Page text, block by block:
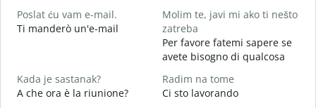
Poslat ću vam e-mail.
Ti manderò un'e-mail
Molim te, javi mi ako ti nešto
zatreba
Per favore fatemi sapere se
avete bisogno di qualcosa
Kada je sastanak?
A che ora è la riunione?
Radim na tome
Ci sto lavorando